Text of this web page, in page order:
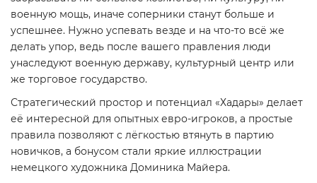
военную мощь, иначе соперники станут больше и
успешнее. Нужно успевать везде и на что-то всё же
делать упор, ведь после вашего правления люди
унаследуют военную державу, культурный центр или
же торговое государство.
Стратегический простор и потенциал «Хадары» делает
её интересной для опытных евро-игроков, а простые
правила позволяют с лёгкостью втянуть в партию
новичков, а бонусом стали яркие иллюстрации
немецкого художника Доминика Майера.